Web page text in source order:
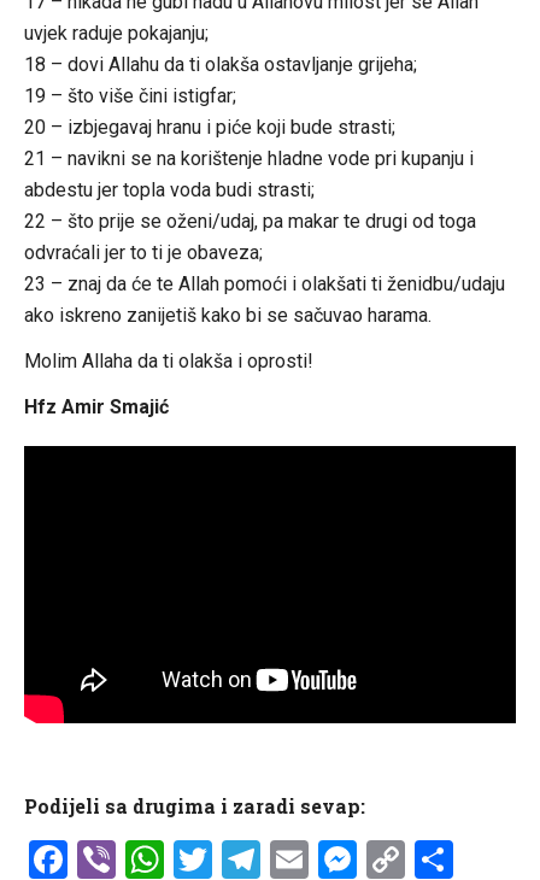
uvjek raduje pokajanju;
18 – dovi Allahu da ti olakša ostavljanje grijeha;
19 – što više čini istigfar;
20 – izbjegavaj hranu i piće koji bude strasti;
21 – navikni se na korištenje hladne vode pri kupanju i
abdestu jer topla voda budi strasti;
22 – što prije se oženi/udaj, pa makar te drugi od toga
odvraćali jer to ti je obaveza;
23 – znaj da će te Allah pomoći i olakšati ti ženidbu/udaju
ako iskreno zanijetiš kako bi se sačuvao harama.
Molim Allaha da ti olakša i oprosti!
Hfz Amir Smajić
Podijeli sa drugima i zaradi sevap:
Facebook
ViberWhatsApp
Twitter
Telegram
EmailCopy